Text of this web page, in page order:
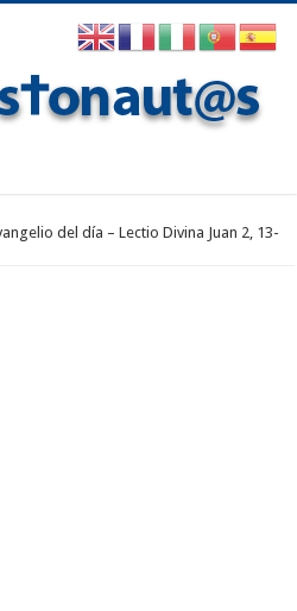
del día – Lectio Divina Juan 2, 13-